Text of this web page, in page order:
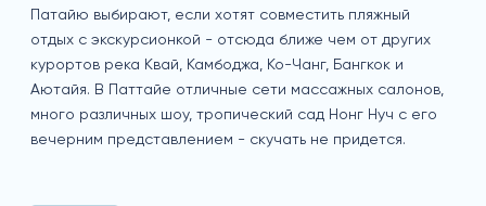
Патайю выбирают, если хотят совместить пляжный
отдых с экскурсионкой - отсюда ближе чем от других
курортов река Квай, Камбоджа, Ко-Чанг, Бангкок и
Аютайя. В Паттайе отличные сети массажных салонов,
много различных шоу, тропический сад Нонг Нуч с его
вечерним представлением - скучать не придется.